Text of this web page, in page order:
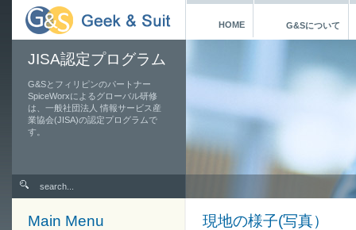
HOME G&Sについて
JISA認定プログラム
G&Sとフィリピンのパートナー
SpiceWorxによるグローバル研修
は、一般社団法人 情報サービス産
業協会(JISA)の認定プログラムで
す。
現地の様子(写真）
Main Menu